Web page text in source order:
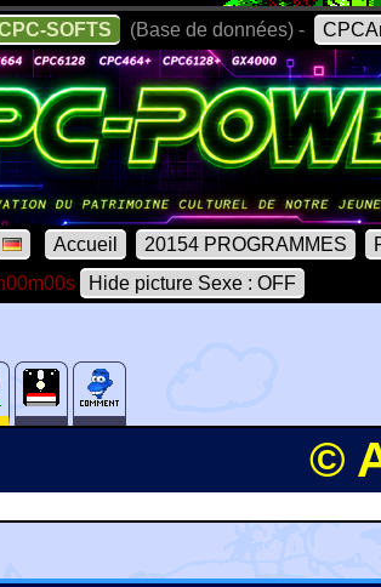
SOFTS (Base de données) -
Accueil 20154 PROGRAMMES
Hide picture Sexe : OFF
©